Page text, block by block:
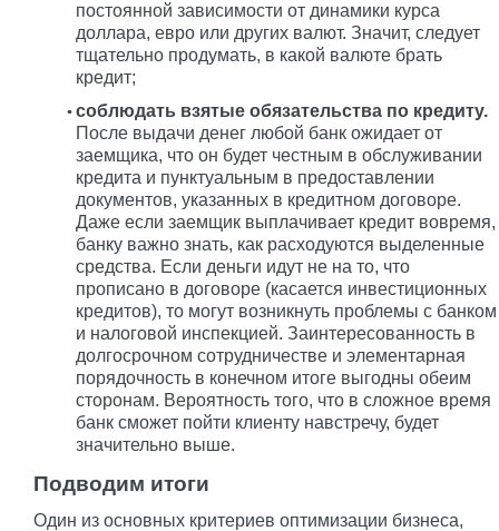
постоянной зависимости от динамики курса
доллара, евро или других валют. Значит, следует
тщательно продумать, в какой валюте брать
кредит;
соблюдать взятые обязательства по кредиту.
После выдачи денег любой банк ожидает от
заемщика, что он будет честным в обслуживании
кредита и пунктуальным в предоставлении
документов, указанных в кредитном договоре.
Даже если заемщик выплачивает кредит вовремя,
банку важно знать, как расходуются выделенные
средства. Если деньги идут не на то, что
прописано в договоре (касается инвестиционных
кредитов), то могут возникнуть проблемы с банком
и налоговой инспекцией. Заинтересованность в
долгосрочном сотрудничестве и элементарная
порядочность в конечном итоге выгодны обеим
сторонам. Вероятность того, что в сложное время
банк сможет пойти клиенту навстречу, будет
значительно выше.
Подводим итоги
Один из основных критериев оптимизации бизнеса,